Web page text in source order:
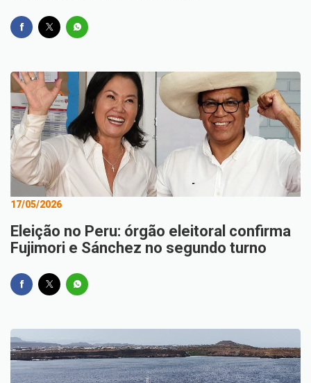
17/05/2026
Eleição no Peru: órgão eleitoral confirma
Fujimori e Sánchez no segundo turno